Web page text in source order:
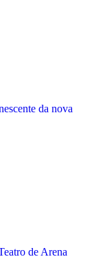
da nova
de Arena